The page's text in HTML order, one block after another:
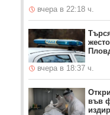
вчера в 22:18 ч.
вчера в 18:37 ч.
във